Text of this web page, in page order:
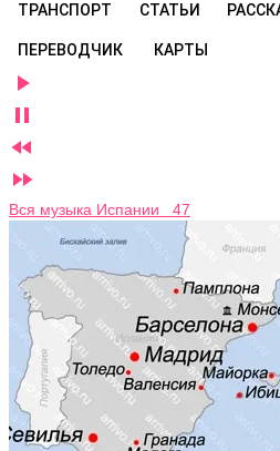
ТРАНСПОРТ СТАТЬИ
ПЕРЕВОДЧИК КАРТЫ




Вся музыка Испании 47